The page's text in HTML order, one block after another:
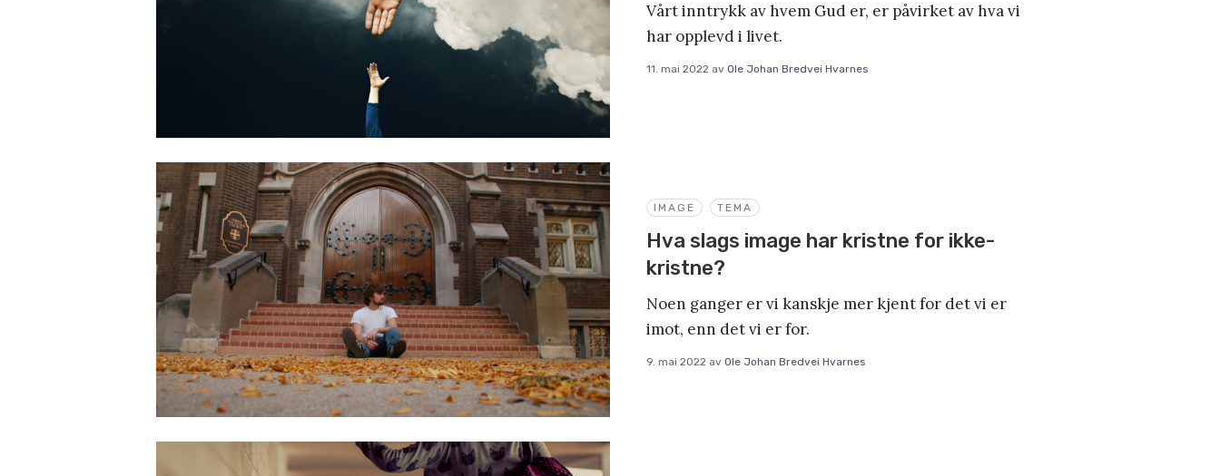
Vårt inntrykk av hvem Gud er, er påvirket av hva vi
har opplevd i livet.
11. mai 2022 av Ole Johan Bredvei Hvarnes
IMAGE TEMA
Hva slags image har kristne for ikke-
kristne?
Noen ganger er vi kanskje mer kjent for det vi er
imot, enn det vi er for.
9. mai 2022 av Ole Johan Bredvei Hvarnes